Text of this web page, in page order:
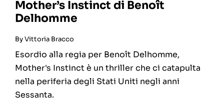
Mother’s Instinct di Benoît
Delhomme
ByVittoria Bracco
Esordio alla regia per Benoît Delhomme,
Mother's Instinct è un thriller che ci catapulta
nella periferia degli Stati Uniti negli anni
Sessanta.